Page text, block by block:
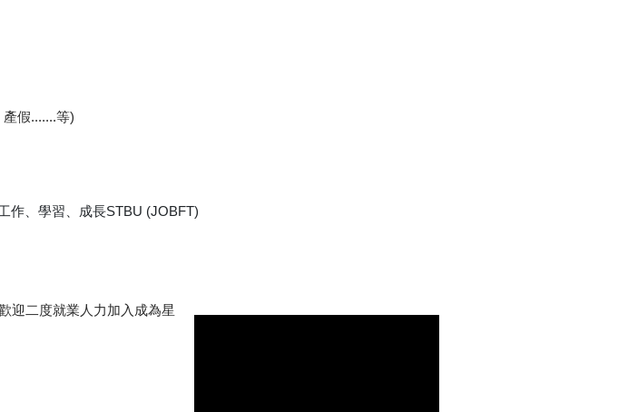
假.......等)
作、學習、成長STBU (JOBFT)
迎二度就業人力加入成為星